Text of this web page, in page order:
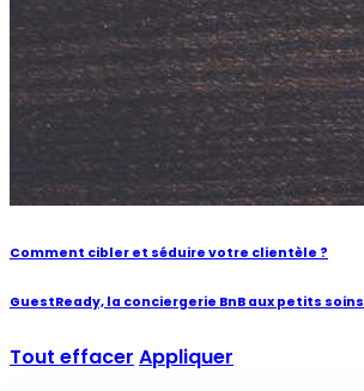
Comment cibler et séduire votre clientèle ?
GuestReady, la conciergerie BnB aux petits soins
Tout effacer Appliquer